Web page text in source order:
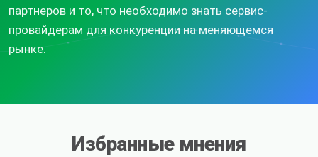
партнеров и то, что необходимо знать сервис-
провайдерам для конкуренции на меняющемся
рынке.
Избранные мнения